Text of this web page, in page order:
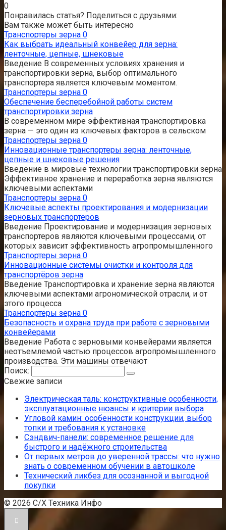
0
Понравилась статья? Поделиться с друзьями:
Вам также может быть интересно
Транспортеры зерна 0
Как выбрать идеальный конвейер для зерна:
ленточные, цепные, шнековые
Введение В современных условиях хранения и
транспортировки зерна, выбор оптимального
транспортера является ключевым моментом.
Транспортеры зерна 0
Обеспечение бесперебойной работы систем
транспортировки зерна
В современном мире эффективная транспортировка
зерна — это один из ключевых факторов в сельском
Транспортеры зерна 0
Инновационные транспортеры зерна: ленточные,
цепные и шнековые решения
Введение в мировые технологии транспортировки зерна
Эффективное хранение и переработка зерна являются
ключевыми аспектами
Транспортеры зерна 0
Ключевые аспекты проектирования и модернизации
зерновых транспортеров
Введение Проектирование и модернизация зерновых
транспортеров являются ключевыми процессами, от
которых зависит эффективность агропромышленного
Транспортеры зерна 0
Инновационные системы очистки и контроля для
транспортёров зерна
Введение Транспортировка и хранение зерна являются
ключевыми аспектами агрономической отрасли, и от
этого процесса
Транспортеры зерна 0
Безопасность и охрана труда при работе с зерновыми
конвейерами
Введение Работа с зерновыми конвейерами является
неотъемлемой частью процессов агропромышленного
производства. Эти машины отвечают
Поиск:
Свежие записи
Электрическая таль: конструктивные особенности,
эксплуатационные нюансы и критерии выбора
Угловой камин: особенности конструкции, выбор
топки и требования к установке
Сэндвич-панели: современное решение для
быстрого и надёжного строительства
От первых метров до уверенной трассы: что нужно
знать о современном обучении в автошколе
Технический ликбез для осознанной и выгодной
покупки
© 2026 С/Х Техника Инфо